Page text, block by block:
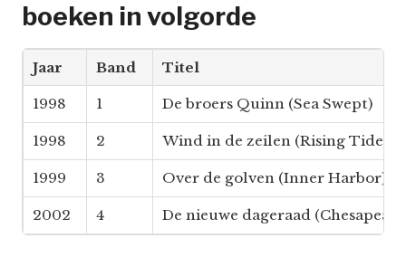
boeken in volgorde
Jaar Band Titel
1998 1 De broers Quinn (Sea Swept)
1998 2 Wind in de zeilen (Rising Tides)
1999 3 Over de golven (Inner Harbor)
2002 4 De nieuwe dageraad